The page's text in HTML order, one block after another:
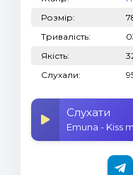
Розмір:
Тривалість:
Якість:
Слухали:
Слухати
Emuna - Kiss